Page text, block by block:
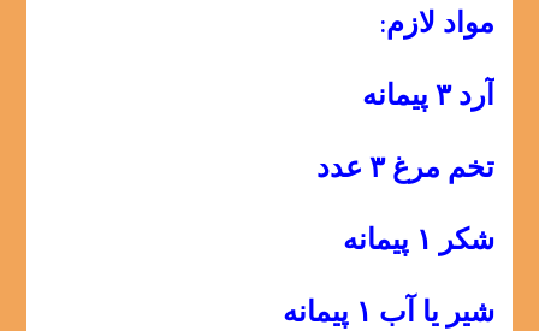
مواد لازم:
آرد ۳ پیمانه
تخم مرغ ۳ عدد
شکر ۱ پیمانه
شیر یا آب ۱ پیمانه